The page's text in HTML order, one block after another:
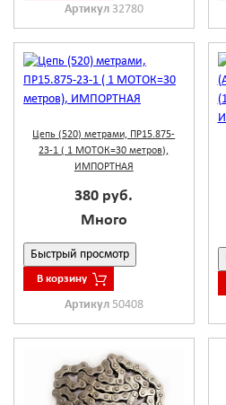
Артикул 32780
Цепь (520) метрами, ПР15.875-
23-1 ( 1 МОТОК=30 метров),
ИМПОРТНАЯ
380 руб.
Много
Быстрый просмотр
В корзину
Артикул 50408